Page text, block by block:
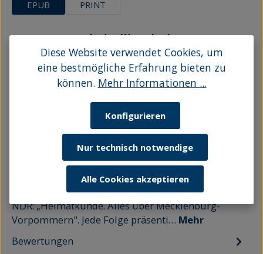
EPUB
PRINT
In den Warenkorb
9783356016260
Seitenanzahl: 128
Beschreibung
Es ist eine der erfolgreichsten Fernsehreihen des
NDR: „Heimatkunde. Alles über Mecklenburg-
Vorpommern". Jede Folge präsenti… Mehr
Bewertungen
Diese Website verwendet Cookies, um
eine bestmögliche Erfahrung bieten zu
können. Mehr Informationen ...
Nur technisch notwendige
Konfigurieren
Alle Cookies akzeptieren